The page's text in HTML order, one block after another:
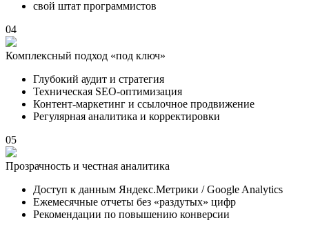
свой штат программистов
04
Комплексный подход «под ключ»
Глубокий аудит и стратегия
Техническая SEO-оптимизация
Контент-маркетинг и ссылочное продвижение
Регулярная аналитика и корректировки
05
Прозрачность и честная аналитика
Доступ к данным Яндекс.Метрики / Google Analytics
Ежемесячные отчеты без «раздутых» цифр
Рекомендации по повышению конверсии